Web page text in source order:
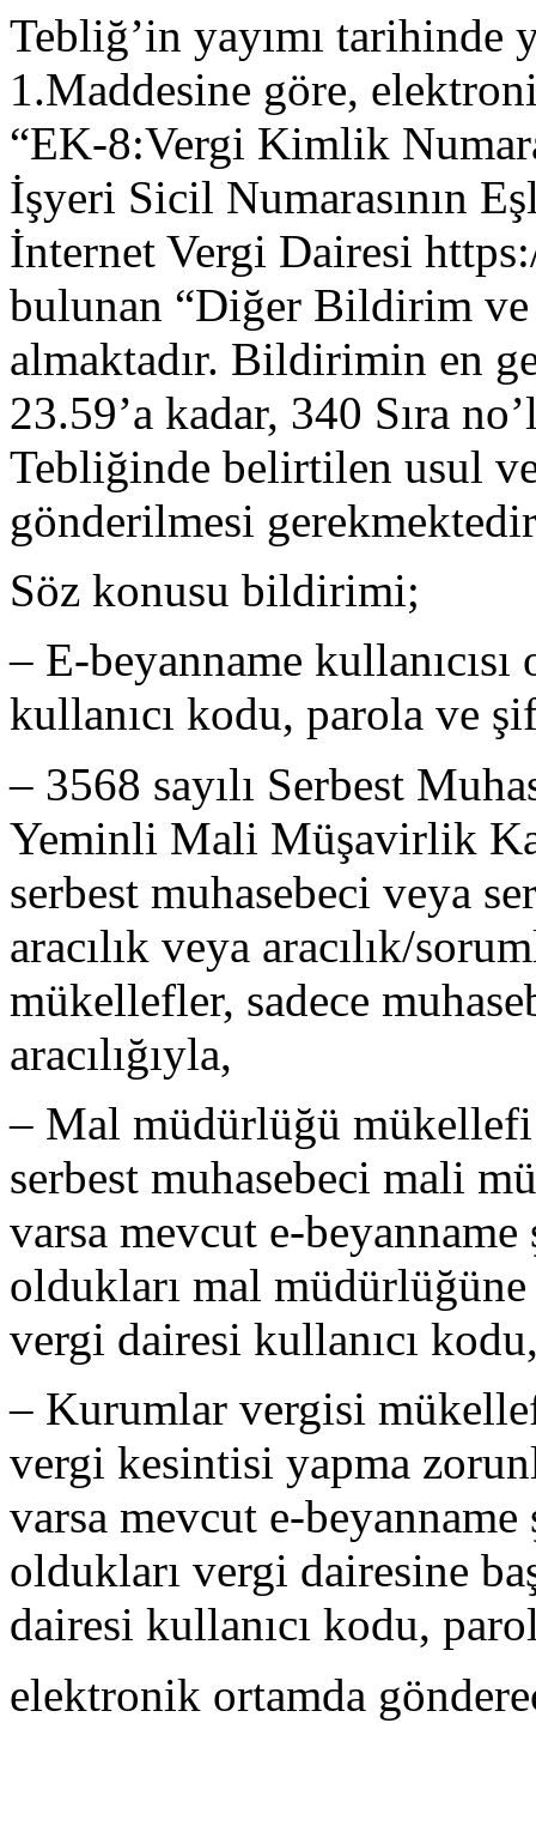
Tebliğ’in yayımı
1.Maddesine göre,
“EK-8:Vergi Kimlik
İşyeri Sicil Numarasının
İnternet Vergi Dairesi
bulunan “Diğer Bildirim
almaktadır. Bildirimin en
23.59’a kadar, 340 Sıra
Tebliğinde belirtilen usul
gönderilmesi
Söz konusu bildirimi;
– E-beyanname
kullanıcı kodu, parola ve
– 3568 sayılı Serbest
Yeminli Mali Müşavirlik
serbest muhasebeci veya
aracılık veya aracılık/
mükellefler, sadece
aracılığıyla,
– Mal müdürlüğü
serbest muhasebeci mali
varsa mevcut e-
oldukları mal
vergi dairesi kullanıcı
– Kurumlar vergisi
vergi kesintisi yapma
varsa mevcut e-
oldukları vergi dairesine
dairesi kullanıcı kodu,
elektronik ortamda